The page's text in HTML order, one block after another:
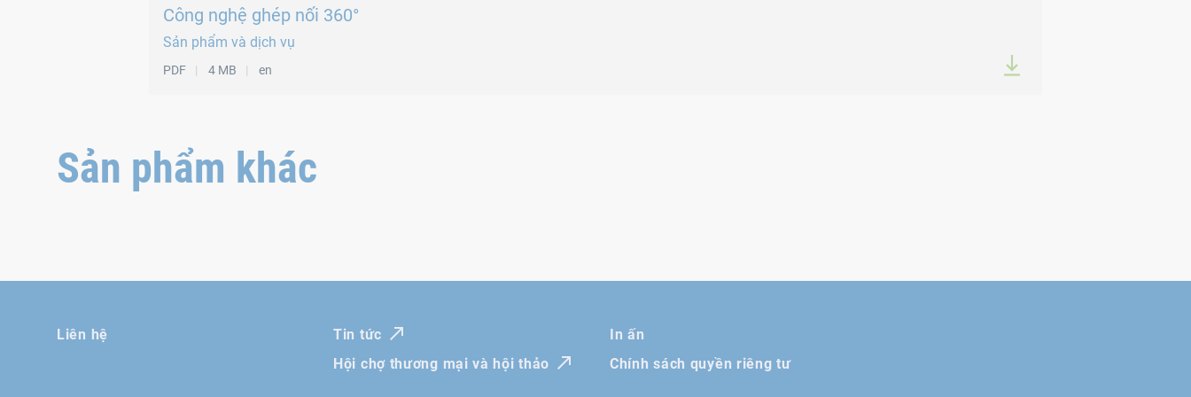
ISO 4017, tương đương DIN 933
Công nghệ ghép nối 360°
Sản phẩm và dịch vụ
PDF 4 MB en
Sản phẩm khác
Liên hệ
Tin tức
Hội chợ thương mại và hội thảo
In ấn
Chính sách quyền riêng tư